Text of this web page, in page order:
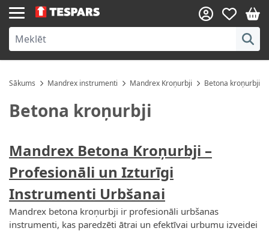
Skip to Content
Sākums Mandrex instrumenti Mandrex Kroņurbji Betona kroņurbji
Betona kroņurbji
Mandrex Betona Kroņurbji –
Profesionāli un Izturīgi
Instrumenti Urbšanai
Mandrex betona kroņurbji ir profesionāli urbšanas
instrumenti, kas paredzēti ātrai un efektīvai urbumu izveidei